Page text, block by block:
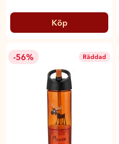
Köp
-56% Räddad